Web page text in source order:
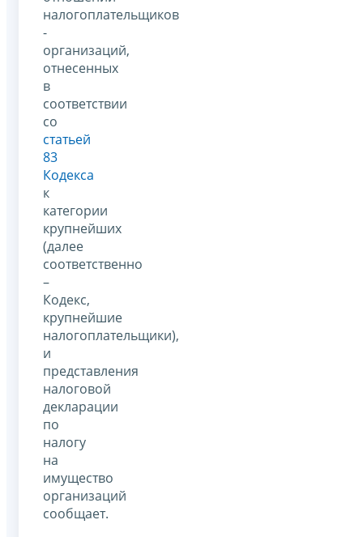
налогоплательщиков
-
организаций,
отнесенных
в
соответствии
со
статьей
83
Кодекса
к
категории
крупнейших
(далее
соответственно
–
Кодекс,
крупнейшие
налогоплательщики),
и
представления
налоговой
декларации
по
налогу
на
имущество
организаций
сообщает.